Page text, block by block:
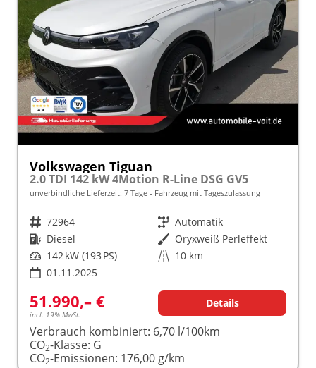
Volkswagen Tiguan
2.0 TDI 142 kW 4Motion R-Line DSG GV5
unverbindliche Lieferzeit: 7 Tage Fahrzeug mit Tageszulassung
Fahrzeugnr. 72964 Getriebe Automatik
Kraftstoff Diesel Außenfarbe Oryxweiß Perleffekt
Leistung 142 kW (193 PS) Kilometerstand 10 km
01.11.2025
51.990,– €
incl. 19% MwSt.
Details
Verbrauch kombiniert: 6,70 l/100km
CO2-Klasse: G
CO2-Emissionen: 176,00 g/km